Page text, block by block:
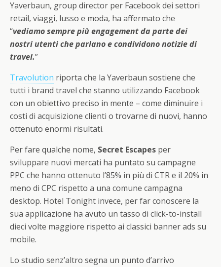
Yaverbaun, group director per Facebook dei settori
retail, viaggi, lusso e moda, ha affermato che
“vediamo sempre più engagement da parte dei
nostri utenti che parlano e condividono notizie di
travel.”
Travolution riporta che la Yaverbaun sostiene che
tutti i brand travel che stanno utilizzando Facebook
con un obiettivo preciso in mente – come diminuire i
costi di acquisizione clienti o trovarne di nuovi, hanno
ottenuto enormi risultati.
Per fare qualche nome, Secret Escapes per
sviluppare nuovi mercati ha puntato su campagne
PPC che hanno ottenuto l’85% in più di CTR e il 20% in
meno di CPC rispetto a una comune campagna
desktop. Hotel Tonight invece, per far conoscere la
sua applicazione ha avuto un tasso di click-to-install
dieci volte maggiore rispetto ai classici banner ads su
mobile.
Lo studio senz’altro segna un punto d’arrivo